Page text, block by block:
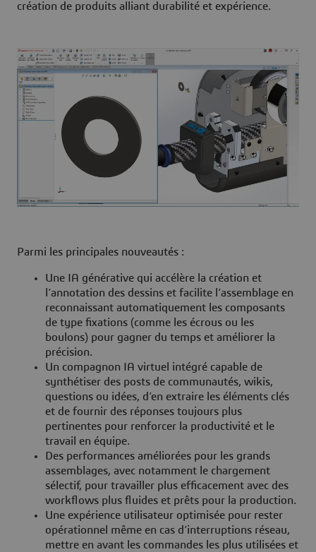
création de produits alliant durabilité et expérience.
Parmi les principales nouveautés :
Une IA générative qui accélère la création et
l’annotation des dessins et facilite l’assemblage en
reconnaissant automatiquement les composants
de type fixations (comme les écrous ou les
boulons) pour gagner du temps et améliorer la
précision.
Un compagnon IA virtuel intégré capable de
synthétiser des posts de communautés, wikis,
questions ou idées, d’en extraire les éléments clés
et de fournir des réponses toujours plus
pertinentes pour renforcer la productivité et le
travail en équipe.
Des performances améliorées pour les grands
assemblages, avec notamment le chargement
sélectif, pour travailler plus efficacement avec des
workflows plus fluides et prêts pour la production.
Une expérience utilisateur optimisée pour rester
opérationnel même en cas d’interruptions réseau,
mettre en avant les commandes les plus utilisées et